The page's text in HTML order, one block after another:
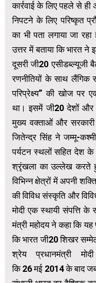
कार्रवाई के लिए पहले से
निपटने के लिए परिष्कृत
का भी पता लगाया जा
उत्तर में बताया कि भारत
दूसरी जी20 एसीडब्ल्यूजी
रणनीतियों के साथ लैंगिक
परिप्रेक्ष्य” की खोज पर
था। इसमें जी20 देशों और
मुख्य वक्ताओं और सरकारी
जितेन्द्र सिंह ने जम्मू-
पर्यटन स्थलों सहित देश के
श्रृंखला का उल्लेख करते
विभिन्न क्षेत्रों में अपनी
की विविध संस्कृति और
मोदी एक स्थायी संपत्ति
मंत्री महोदय ने कहा कि यह
कि भारत जी20 शिखर
श्रेय प्रधानमंत्री
कि 26 मई 2014 के बाद जब